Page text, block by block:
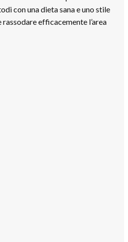
con una dieta sana e uno stile
efficacemente l’area